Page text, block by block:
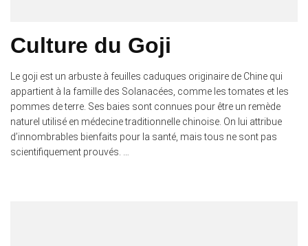
Culture du Goji
Le goji est un arbuste à feuilles caduques originaire de Chine qui
appartient à la famille des Solanacées, comme les tomates et les
pommes de terre. Ses baies sont connues pour être un remède
naturel utilisé en médecine traditionnelle chinoise. On lui attribue
d’innombrables bienfaits pour la santé, mais tous ne sont pas
scientifiquement prouvés. …